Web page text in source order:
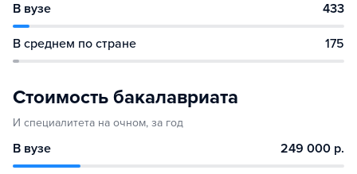
В вузе 433
В среднем по стране 175
Стоимость бакалавриата
И специалитета на очном, за год
В вузе 249 000 р.